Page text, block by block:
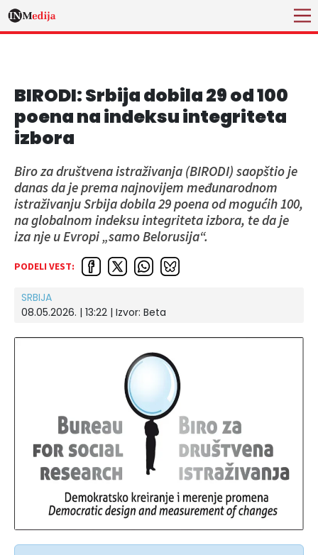
BIRODI: Srbija dobila 29 od 100
poena na indeksu integriteta
izbora
Biro za društvena istraživanja (BIRODI) saopštio je
danas da je prema najnovijem međunarodnom
istraživanju Srbija dobila 29 poena od mogućih 100,
na globalnom indeksu integriteta izbora, te da je
iza nje u Evropi „samo Belorusija“.
PODELI VEST:
SRBIJA
08.05.2026. | 13:22 | Izvor: Beta